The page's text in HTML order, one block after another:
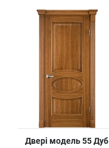
Двері модель 55 Дуб